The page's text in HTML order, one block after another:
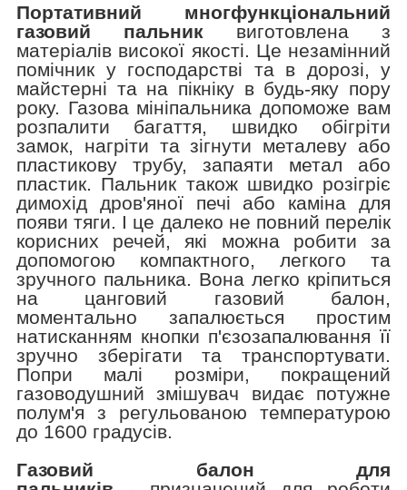
Портативний многфункціональний
газовий пальник виготовлена з
матеріалів високої якості. Це незамінний
помічник у господарстві та в дорозі, у
майстерні та на пікніку в будь-яку пору
року. Газова мініпальника допоможе вам
розпалити багаття, швидко обігріти
замок, нагріти та зігнути металеву або
пластикову трубу, запаяти метал або
пластик. Пальник також швидко розігріє
димохід дров'яної печі або каміна для
появи тяги. І це далеко не повний перелік
корисних речей, які можна робити за
допомогою компактного, легкого та
зручного пальника. Вона легко кріпиться
на цанговий газовий балон,
моментально запалюється простим
натисканням кнопки п'єзозапалювання її
зручно зберігати та транспортувати.
Попри малі розміри, покращений
газоводушний змішувач видає потужне
полум'я з регульованою температурою
до 1600 градусів.
Газовий балон для